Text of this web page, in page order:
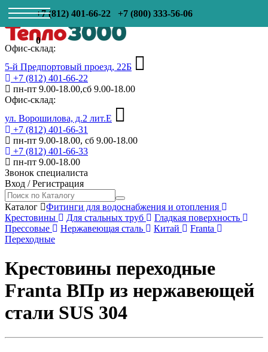
+7 (812) 401-66-22 +7 (800) 333-56-06
0
Офис-склад:
5-й Предпортовый проезд, 22Б
+7 (812) 401-66-22
пн-пт 9.00-18.00,сб 9.00-18.00
Офис-склад:
ул. Ворошилова, д.2 лит.Е
+7 (812) 401-66-31
пн-пт 9.00-18.00, сб 9.00-18.00
+7 (812) 401-66-33
пн-пт 9.00-18.00
Звонок специалиста
Вход /Регистрация
Каталог
Фитинги для водоснабжения и отопления
Крестовины
Для стальных труб
Гладкая поверхность
Прессовые
Нержавеющая сталь Китай
Franta
Переходные
Крестовины переходные
Franta ВПр из нержавеющей
стали SUS 304